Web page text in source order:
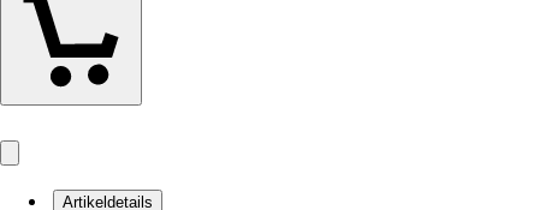
Artikeldetails